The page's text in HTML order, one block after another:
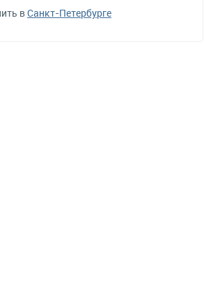
вСанкт-Петербурге